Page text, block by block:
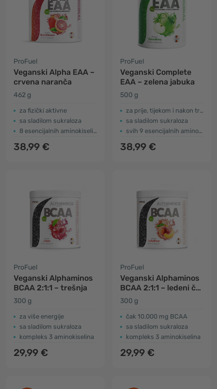
ProFuel
Veganski Alpha EAA –
crvena naranča
462 g
za fizički aktivne
sa sladilom sukraloza
8 esencijalnih aminokiselina
38,99 €
ProFuel
Veganski Complete
EAA – zelena jabuka
500 g
za prije, tijekom i nakon treninga
sa sladilom sukraloza
svih 9 esencijalnih aminokiselina
38,99 €
ProFuel
Veganski Alphaminos
BCAA 2:1:1 – trešnja
300 g
za više energije
sa sladilom sukraloza
kompleks 3 aminokiselina
29,99 €
ProFuel
Veganski Alphaminos
BCAA 2:1:1 – ledeni čaj
breskva
300 g
čak 10.000 mg BCAA
sa sladilom sukraloza
kompleks 3 aminokiselina
29,99 €